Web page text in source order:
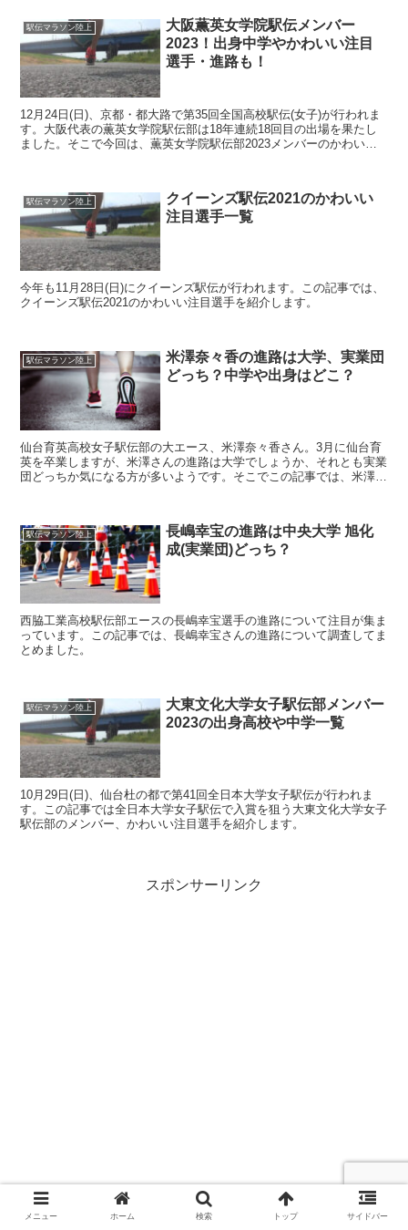
駅伝マラソン陸上
大阪薫英女学院駅伝メンバー
2023！出身中学やかわいい注目
選手・進路も！
12月24日(日)、京都・都大路で第35回全国高校駅伝(女子)が行われま
す。大阪代表の薫英女学院駅伝部は18年連続18回目の出場を果たし
ました。そこで今回は、薫英女学院駅伝部2023メンバーのかわいい
駅伝マラソン陸上
クイーンズ駅伝2021のかわいい
注目選手一覧
今年も11月28日(日)にクイーンズ駅伝が行われます。この記事では、
クイーンズ駅伝2021のかわいい注目選手を紹介します。
駅伝マラソン陸上
米澤奈々香の進路は大学、実業団
どっち？中学や出身はどこ？
仙台育英高校女子駅伝部の大エース、米澤奈々香さん。3月に仙台育
英を卒業しますが、米澤さんの進路は大学でしょうか、それとも実業
団どっちか気になる方が多いようです。そこでこの記事では、米澤
駅伝マラソン陸上
長嶋幸宝の進路は中央大学 旭化
成(実業団)どっち？
西脇工業高校駅伝部エースの長嶋幸宝選手の進路について注目が集ま
っています。この記事では、長嶋幸宝さんの進路について調査してま
とめました。
駅伝マラソン陸上
大東文化大学女子駅伝部メンバー
2023の出身高校や中学一覧
10月29日(日)、仙台杜の都で第41回全日本大学女子駅伝が行われま
す。この記事では全日本大学女子駅伝で入賞を狙う大東文化大学女子
駅伝部のメンバー、かわいい注目選手を紹介します。
スポンサーリンク
メニュー ホーム 検索 トップ サイドバー